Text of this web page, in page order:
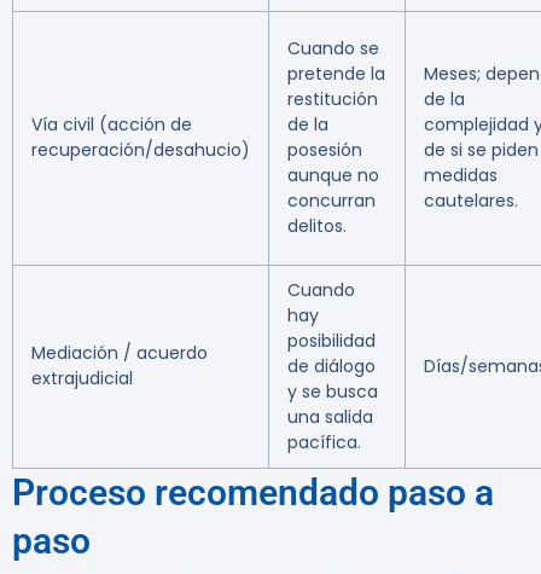
Vía civil (acción de
recuperación/desahucio)
Cuando se
pretende la
restitución
de la
posesión
aunque no
concurran
delitos.
Meses;
de la
complejidad
de si se piden
medidas
cautelares.
Mediación / acuerdo
extrajudicial
Cuando
hay
posibilidad
de diálogo
y se busca
una salida
pacífica.
Días/
Proceso recomendado paso a
paso